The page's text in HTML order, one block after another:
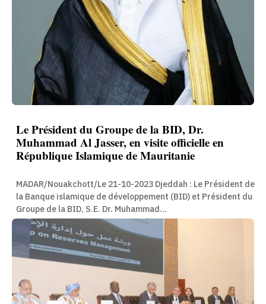
Le Président du Groupe de la BID, Dr.
Muhammad Al Jasser, en visite officielle en
République Islamique de Mauritanie
MADAR/Nouakchott/Le 21-10-2023 Djeddah : Le Président de
la Banque islamique de développement (BID) et Président du
Groupe de la BID, S.E. Dr. Muhammad...